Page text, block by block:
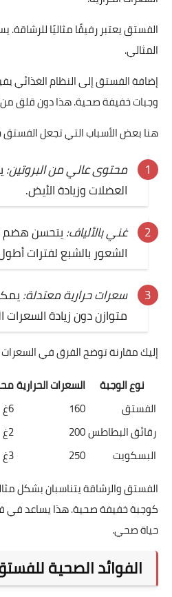
الفستق يعتبر رفيقًا مثاليًا
المثالي.
إضافة الفستق إلى النظام الغذائي
وجبات خفيفة صحية. هذا دون قلق من
هنا بعض الأسباب التي تجعل الفستق
محتوى عالي من البروتين:
العضلات وزيادة الأيض.
غني بالألياف:يتحسن هضم
الشعور بالشبع لفترات
سعرات حرارية معتدلة:
متوازن دون زيادة السعرات
إليك مقارنة توضح الفرق في السعرات
نوع الوجبة
السعرات الحرارية
الفستق
160 6غ
رقائق البطاطس200 2غ
البسكويت
250 3غ
الفستق والرشاقة يتناسبان بشكل
كوجبة خفيفة صحية. هذا يساعد في
حياة صحي.
الفوائد الصحية